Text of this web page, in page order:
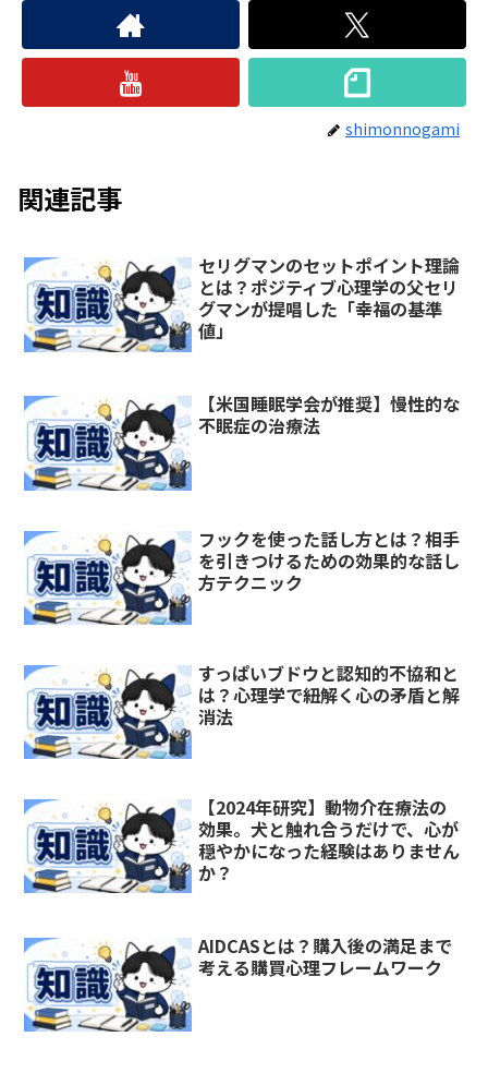
shimonnogami
関連記事
セリグマンのセットポイント理論
とは？ポジティブ心理学の父セリ
グマンが提唱した「幸福の基準
値」
【米国睡眠学会が推奨】慢性的な
不眠症の治療法
フックを使った話し方とは？相手
を引きつけるための効果的な話し
方テクニック
すっぱいブドウと認知的不協和と
は？心理学で紐解く心の矛盾と解
消法
【2024年研究】動物介在療法の
効果。犬と触れ合うだけで、心が
穏やかになった経験はありません
か？
AIDCASとは？購入後の満足まで
考える購買心理フレームワーク